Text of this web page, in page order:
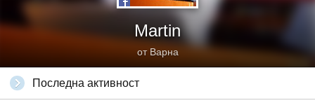
Martin
от Варна
Последна активност